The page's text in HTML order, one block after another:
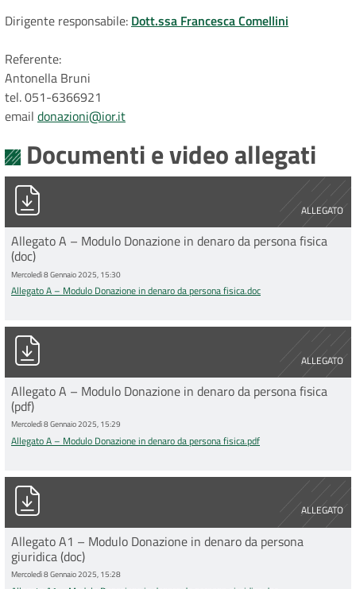
Dirigente responsabile: Dott.ssa Francesca Comellini
Referente:
Antonella Bruni
tel. 051-6366921
email donazioni@ior.it
Documenti e video allegati
ALLEGATO
Allegato A – Modulo Donazione in denaro da persona fisica.doc
Allegato A – Modulo Donazione in denaro da persona fisica
(doc)
Mercoledì 8 Gennaio 2025, 15:30
Allegato A – Modulo Donazione in denaro da persona fisica.doc
ALLEGATO
Allegato A – Modulo Donazione in denaro da persona fisica.pdf
Allegato A – Modulo Donazione in denaro da persona fisica
(pdf)
Mercoledì 8 Gennaio 2025, 15:29
Allegato A – Modulo Donazione in denaro da persona fisica.pdf
ALLEGATO
Allegato A1 – Modulo Donazione in denaro da persona
Allegato A1 – Modulo Donazione in denaro da persona
giuridica (doc)
Mercoledì 8 Gennaio 2025, 15:28